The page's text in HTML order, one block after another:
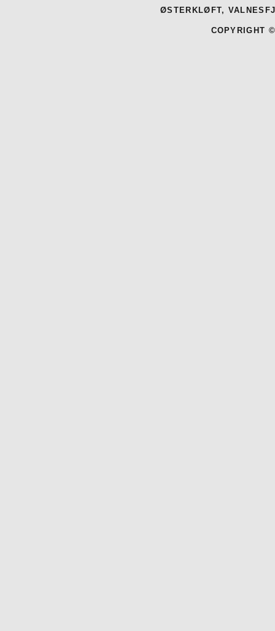
ØSTERKLØFT,
COPYRIGHT